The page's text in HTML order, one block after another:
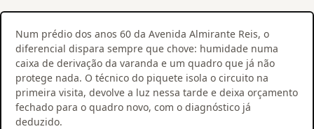
Num prédio dos anos 60 da Avenida Almirante Reis, o
diferencial dispara sempre que chove: humidade numa
caixa de derivação da varanda e um quadro que já não
protege nada. O técnico do piquete isola o circuito na
primeira visita, devolve a luz nessa tarde e deixa orçamento
fechado para o quadro novo, com o diagnóstico já
deduzido.